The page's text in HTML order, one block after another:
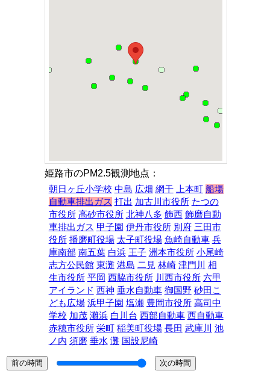
姫路市のPM2.5観測地点：
朝日ヶ丘小学校 中島 広畑 網干 上本町 船場
自動車排出ガス 打出 加古川市役所 たつの
市役所 高砂市役所 北神八多 飾西 飾磨自動
車排出ガス 甲子園 伊丹市役所 別府 三田市
役所 播磨町役場 太子町役場 魚崎自動車 兵
庫南部 南五葉 白浜 王子 洲本市役所 小尾崎
志方公民館 東灘 港島 二見 林崎 津門川
相
生市役所 平岡 西脇市役所 川西市役所 六甲
アイランド 西神 垂水自動車 御国野 砂田こ
ども広場 浜甲子園 塩瀬 豊岡市役所 高司中
学校 加茂 灘浜 白川台 西部自動車 西自動車
赤穂市役所 栄町 稲美町役場 長田 武庫川
池
ノ内 須磨 垂水 灘 国設尼崎